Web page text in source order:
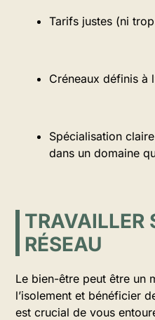
Tarifs justes (ni
Créneaux définis à
Spécialisation
dans un domaine
TRAVAILLER
RÉSEAU
Le bien-être peut être un
l’isolement et bénéficier
est crucial de vous